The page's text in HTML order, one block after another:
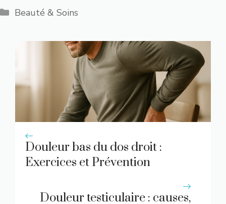
Catégories
Beauté & Soins
Douleur bas du dos droit :
Exercices et Prévention
Douleur testiculaire : causes,